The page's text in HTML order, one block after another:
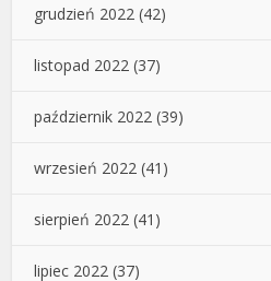
grudzień 2022 (42)
listopad 2022 (37)
październik 2022 (39)
wrzesień 2022 (41)
sierpień 2022 (41)
lipiec 2022 (37)